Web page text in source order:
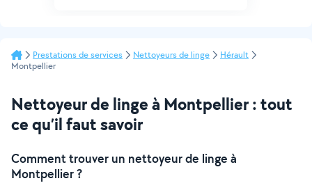
Prestations de services Nettoyeurs de linge
Hérault
Montpellier
Nettoyeur de linge à Montpellier : tout
ce qu’il faut savoir
Comment trouver un nettoyeur de linge à
Montpellier ?